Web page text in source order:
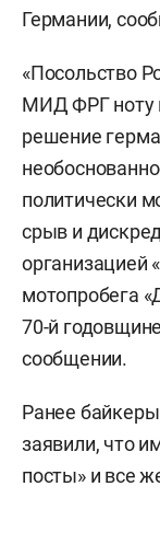
Германии,
«Посольство
МИД ФРГ ноту
решение
политически
срыв и
организацией
мотопробега
70-й
сообщении.
Ранее
заявили, что
посты» и все